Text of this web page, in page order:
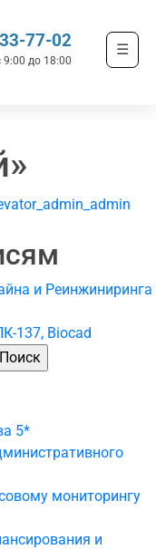
77-02
9:00 до 18:00
☰
и Реинжиниринга
137, Biocad
5*
мониторингу
и